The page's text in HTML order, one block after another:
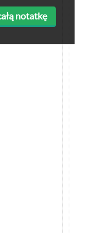
notatkę